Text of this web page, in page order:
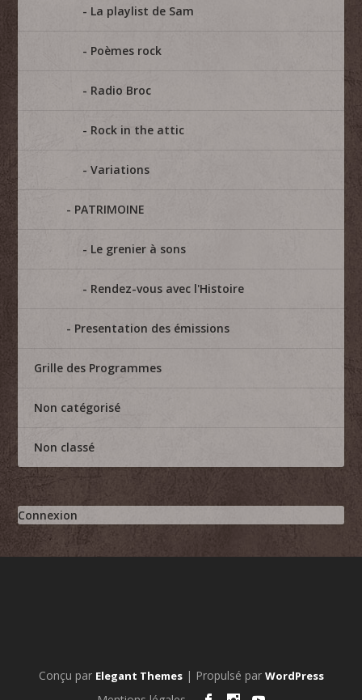
La playlist de Sam
Poèmes rock
Radio Broc
Rock in the attic
Variations
PATRIMOINE
Le grenier à sons
Rendez-vous avec l'Histoire
Presentation des émissions
Grille des Programmes
Non catégorisé
Non classé
Connexion
Conçu par Elegant Themes| Propulsé par WordPress